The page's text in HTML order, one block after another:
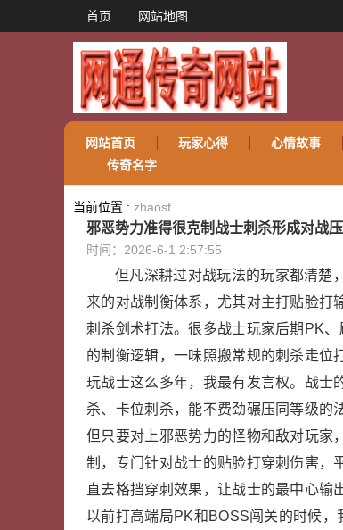
首页 网站地图
网站首页 玩家心得 心情故事
传奇名字
当前位置 : zhaosf
邪恶势力准得很克制战士刺杀形成对战压
时间：2026-6-1 2:57:55
但凡深耕过对战玩法的玩家都清楚
来的对战制衡体系，尤其对主打贴脸打
刺杀剑术打法。很多战士玩家后期PK
的制衡逻辑，一味照搬常规的刺杀走位
玩战士这么多年，我最有发言权。战士
杀、卡位刺杀，能不费劲碾压同等级的
但只要对上邪恶势力的怪物和敌对玩家
制，专门针对战士的贴脸打穿刺伤害，
直去格挡穿刺效果，让战士的最中心输
以前打高端局PK和BOSS闯关的时候